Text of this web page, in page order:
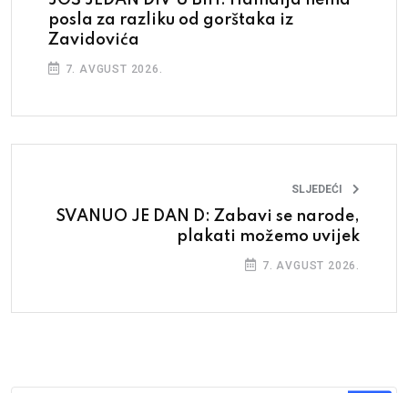
posla za razliku od gorštaka iz
Zavidovića
7. AVGUST 2026.
SLJEDEĆI
SVANUO JE DAN D: Zabavi se narode,
plakati možemo uvijek
7. AVGUST 2026.